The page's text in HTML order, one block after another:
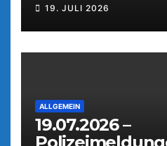
19. JULI 2026
ALLGEMEIN
19.07.2026 –